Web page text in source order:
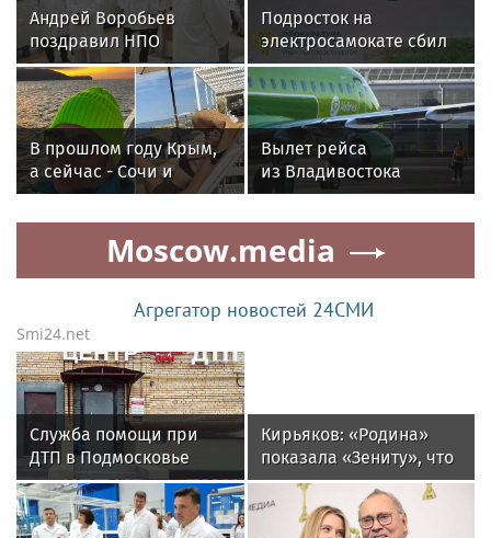
Андрей Воробьев
поздравил НПО
«Энергомаш» с 80-
летием и вручил
награды
Подросток на
электросамокате сбил
трехлетнего ребенка на
востоке Москвы
В прошлом году Крым,
а сейчас - Сочи и
Грузия: куда этим
летом отправились
отдыхать российские
Вылет рейса
из Владивостока
в Шанхай задержали
на 20 часов
Moscow.media
Агрегатор новостей 24СМИ
Smi24.net
Служба помощи при
ДТП в Подмосковье
оказала помощь
участникам еще 4
тысяч аварий
Кирьяков: «Родина»
показала «Зениту», что
не всё бывает так
просто»